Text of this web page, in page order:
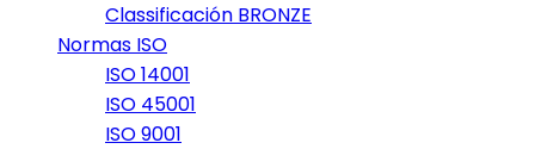
Classificación BRONZE
Normas ISO
ISO 14001
ISO 45001
ISO 9001